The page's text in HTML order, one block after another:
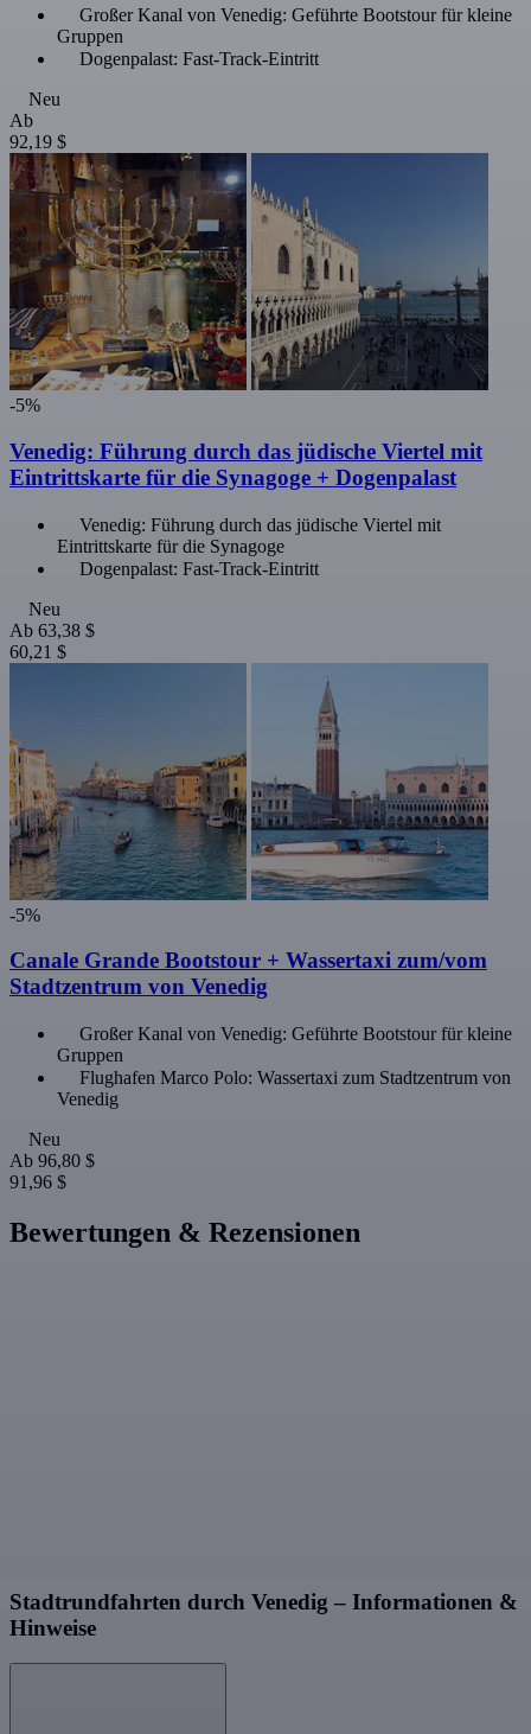
Großer Kanal von Venedig: Geführte Bootstour für kleine
Gruppen
Dogenpalast: Fast-Track-Eintritt
Neu
Ab
92,19 $
-5%
Venedig: Führung durch das jüdische Viertel mit
Eintrittskarte für die Synagoge + Dogenpalast
Venedig: Führung durch das jüdische Viertel mit
Eintrittskarte für die Synagoge
Dogenpalast: Fast-Track-Eintritt
Neu
Ab 63,38 $
60,21 $
-5%
Canale Grande Bootstour + Wassertaxi zum/vom
Stadtzentrum von Venedig
Großer Kanal von Venedig: Geführte Bootstour für kleine
Gruppen
Flughafen Marco Polo: Wassertaxi zum Stadtzentrum von
Venedig
Neu
Ab 96,80 $
91,96 $
Bewertungen & Rezensionen
Stadtrundfahrten durch Venedig – Informationen &
Hinweise